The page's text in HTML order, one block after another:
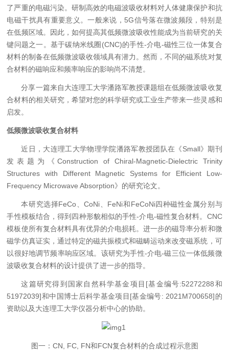
了严重的电磁污染。研制高效的电磁波吸收材料对人体健康保护和抗
电磁干扰具有重要意义。一般来说，5G信号落在微波频段，特别是
在低频区域。因此，如何提高其低频微波吸收性能成为当前研究的关
键问题之一。基于碳纳米线圈(CNC)的手性-介电-磁性三位一体复合
材料的制备在低频微波吸收领域具有潜力。然而，不同的磁系统对复
合材料的磁响应和频率响应的影响尚不清楚。
分享一篇来自大连理工大学潘路军教授课题组在低频微波吸收复
合材料的相关研究，希望对您的科学研究或工业生产带来一些灵感和
启发。
低频微波吸收复合材料
近日，大连理工大学物理学院潘路军教授团队在《Small》期刊
发表题为《Construction of Chiral-Magnetic-Dielectric Trinity
Structures with Different Magnetic Systems for Efficient Low-
Frequency Microwave Absorption》的研究论文。
本研究选择FeCo、CoNi、FeNi和FeCoNi四种磁性金属分别与
手性模板结合，得到四种形貌相似的手性-介电-磁性复合材料。CNC
模板使所有复合材料具有优异的介电损耗。进一步的磁导率分析和微
磁学仿真证实，通过特定的磁共振模式和磁畴运动来改变磁系统，可
以很好地调节频率响应区域。该研究为手性-介电-磁三位一体低频微
波吸收复合材料的设计提供了进一步的指导。
这篇研究得到国家自然科学基金项目[基金编号:52272288和
51972039]和中国博士后科学基金项目[基金编号: 2021M700658]的
资助以及大连理工大学仪器分析中心的协助。
图一：CN, FC, FN和FCN复合材料的合成过程示意图